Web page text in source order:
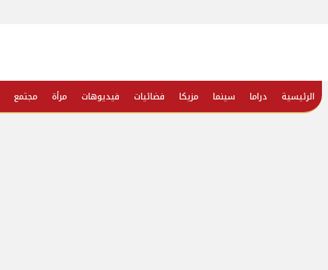
الرئيسية دراما سينما مزيكا فضائيات فيديوهات مرأة مجتمع